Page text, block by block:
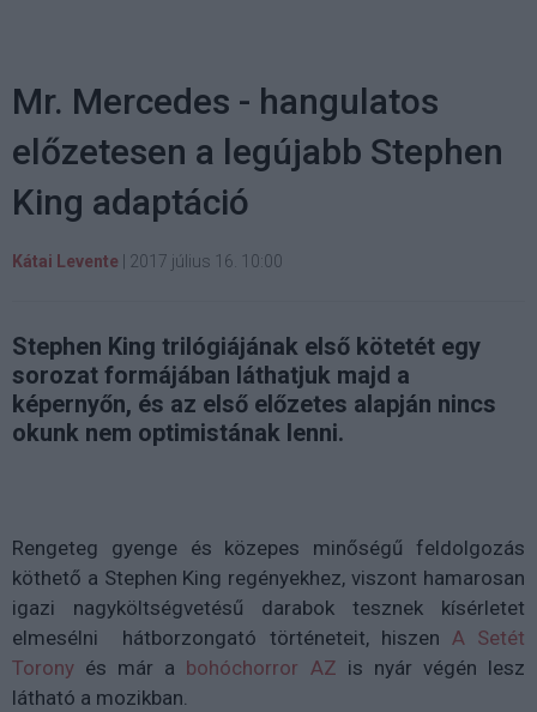
Mr. Mercedes - hangulatos
előzetesen a legújabb Stephen
King adaptáció
Kátai Levente 2017 július 16. 10:00
Stephen King trilógiájának első kötetét egy
sorozat formájában láthatjuk majd a
képernyőn, és az első előzetes alapján nincs
okunk nem optimistának lenni.
Rengeteg gyenge és közepes minőségű feldolgozás
köthető a Stephen King regényekhez, viszont hamarosan
igazi nagyköltségvetésű darabok tesznek kísérletet
elmesélni hátborzongató történeteit, hiszen A Setét
Torony és már a bohóchorror AZ is nyár végén lesz
látható a mozikban.